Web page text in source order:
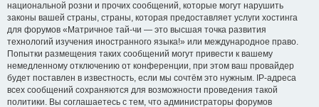
национальной розни и прочих сообщений, которые могут нарушить
законы вашей страны, страны, которая предоставляет услуги хостинга
для форумов «Матричное тай-чи — это высшая точка развития
технологий изучения иностранного языка!» или международное право.
Попытки размещения таких сообщений могут привести к вашему
немедленному отключению от конференции, при этом ваш провайдер
будет поставлен в известность, если мы сочтём это нужным. IP-адреса
всех сообщений сохраняются для возможности проведения такой
политики. Вы соглашаетесь с тем, что администраторы форумов